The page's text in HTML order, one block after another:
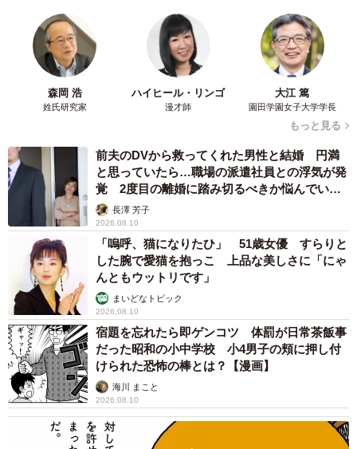
森岡 浩
姓氏研究家
ハイヒール・リンゴ
漫才師
大江 篤
園田学園女子大学学長
もっと見る
前夫のDVから救ってくれた男性と結婚 円満
と思っていたら…職場の派遣社員との浮気が発
覚 2度目の離婚に踏み切るべきか悩んでいま
す【夫婦関係修復カウンセラーが解説】
長澤 芳子
2026.08.10
「嗚呼、猫になりたひ」 51歳女優 すらりと
した腕で愛猫を抱っこ 上品な美しさに「にゃ
んともウットリです」
まいどなトピック
2026.08.10
宿題を忘れたら即ゲンコツ 体罰が日常茶飯事
だった昭和の小中学校 小4男子の頬に押し付
けられた恐怖の棒とは？【漫画】
海川 まこと
2026.08.10